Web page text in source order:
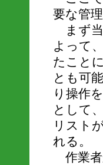
要な管
まず当
よって
たこと
とも可
り操作
として
リスト
れる。
作業者